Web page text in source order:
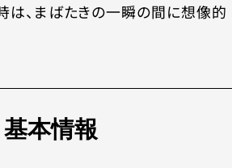
は、まばたきの一瞬の間に想像的
基本情報